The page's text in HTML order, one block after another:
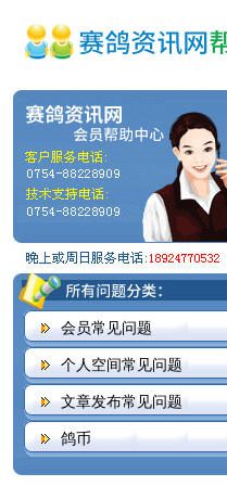
会员常见问题
个人空间常见问题
文章发布常见问题
鸽币